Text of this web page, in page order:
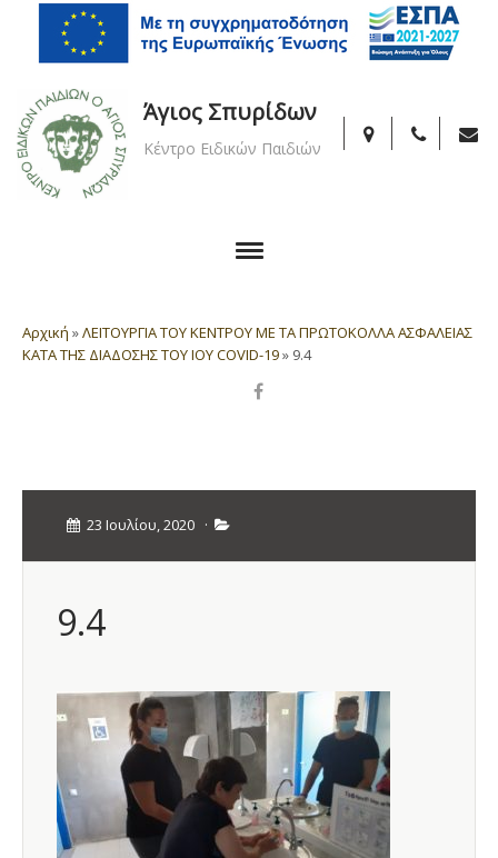
Άγιος Σπυρίδων
Κέντρο Ειδικών Παιδιών
Αρχική »ΛΕΙΤΟΥΡΓΙΑ ΤΟΥ ΚΕΝΤΡΟΥ ΜΕ ΤΑ ΠΡΩΤΟΚΟΛΛΑ ΑΣΦΑΛΕΙΑΣ
ΚΑΤΑ ΤΗΣ ΔΙΑΔΟΣΗΣ ΤΟΥ ΙOY COVID-19» 9.4
23 Ιουλίου, 2020 ·
9.4